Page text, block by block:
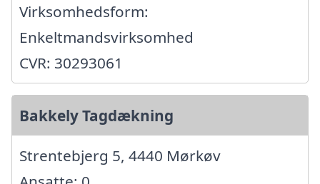
Virksomhedsform:
Enkeltmandsvirksomhed
CVR: 30293061
Bakkely Tagdækning
Strentebjerg 5, 4440 Mørkøv